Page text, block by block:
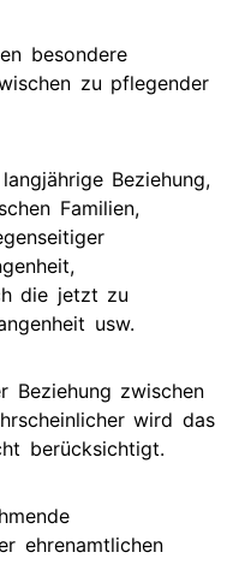
besondere
zu pflegender
Beziehung,
Familien,
die jetzt zu
usw.
Beziehung zwischen
wird das
berücksichtigt.
ehrenamtlichen